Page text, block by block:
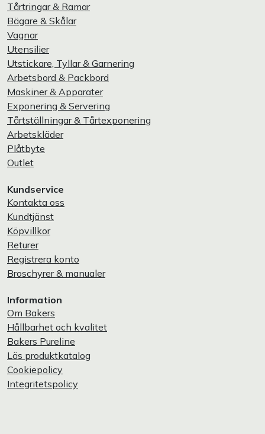
Tårtringar & Ramar
Bägare & Skålar
Vagnar
Utensilier
Utstickare, Tyllar & Garnering
Arbetsbord & Packbord
Maskiner & Apparater
Exponering & Servering
Tårtställningar & Tårtexponering
Arbetskläder
Plåtbyte
Outlet
Kundservice
Kontakta oss
Kundtjänst
Köpvillkor
Returer
Registrera konto
Broschyrer & manualer
Information
Om Bakers
Hållbarhet och kvalitet
Bakers Pureline
Läs produktkatalog
Cookiepolicy
Integritetspolicy